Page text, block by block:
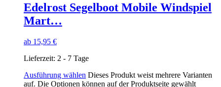
Edelrost Segelboot Mobile Windspiel
Mart…
ab 15,95 €
Lieferzeit: 2 - 7 Tage
Ausführung wählen Dieses Produkt weist mehrere Varianten
auf. Die Optionen können auf der Produktseite gewählt